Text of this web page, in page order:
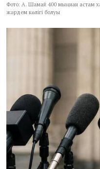
Фото: А. Шамай 400 мыңнан астам
жәрдем көлігі болуы